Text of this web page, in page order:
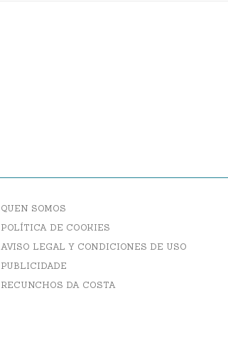
QUEN SOMOS
POLÍTICA DE COOKIES
AVISO LEGAL Y CONDICIONES DE USO
PUBLICIDADE
RECUNCHOS DA COSTA